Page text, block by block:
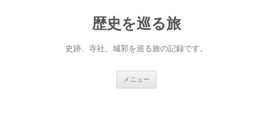
歴史を巡る旅
史跡、寺社、城郭を巡る旅の記録です。
メニュー